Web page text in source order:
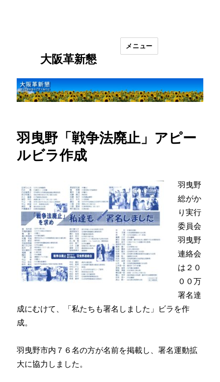
大阪革新懇
メニュー
羽曳野「戦争法廃止」アピー
ルビラ作成
羽曳野
総がか
り実行
委員会
羽曳野
連絡会
は２０
００万
署名達
成にむけて、「私たちも署名しました」ビラを作
成。
羽曳野市内７６名の方が名前を掲載し、署名運動拡
大に協力しました。